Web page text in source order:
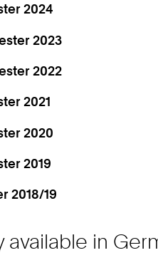
2024
2023
2022
2021
2020
2019
2018/19
available in